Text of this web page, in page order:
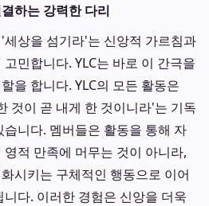
하는 강력한 다리
상을 섬기라'는 신앙적 가르침과
민합니다. YLC는 바로 이 간극을
을 합니다. YLC의 모든 활동은
것이 곧 내게 한 것이니라'는 기독
니다. 멤버들은 활동을 통해 자
적 만족에 머무는 것이 아니라,
시키는 구체적인 행동으로 이어
다. 이러한 경험은 신앙을 더욱